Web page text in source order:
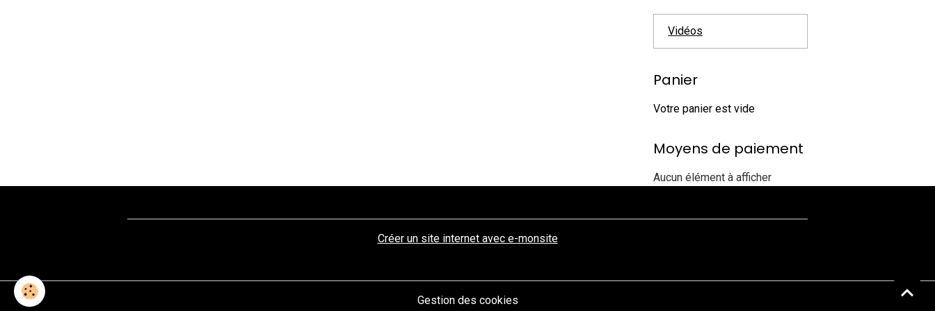
Vidéos
Panier
Votre panier est vide
Moyens de paiement
Aucun élément à afficher
Créer un site internet avec e-monsite
Gestion des cookies